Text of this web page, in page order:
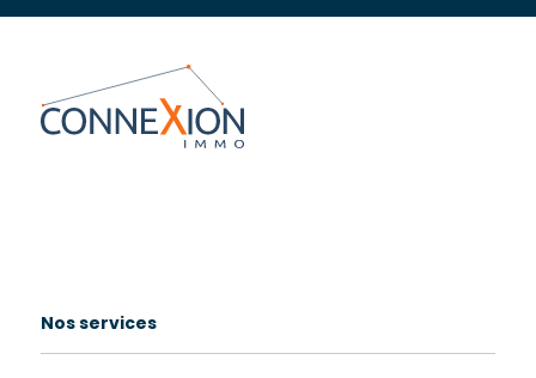
Nos services